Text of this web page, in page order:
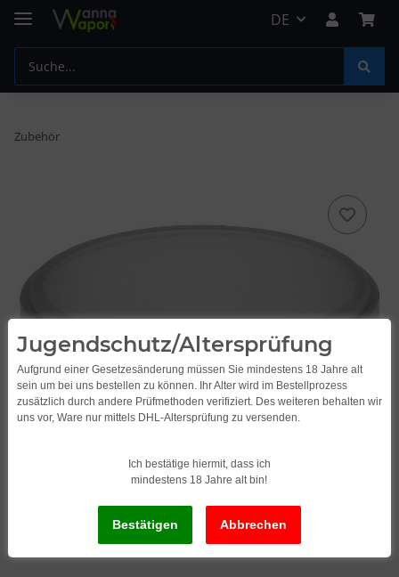
DE
Zubehör
Jugendschutz/Altersprüfung
Aufgrund einer Gesetzesänderung müssen Sie mindestens 18 Jahre alt
sein um bei uns bestellen zu können. Ihr Alter wird im Bestellprozess
zusätzlich durch andere Prüfmethoden verifiziert. Des weiteren behalten wir
uns vor, Ware nur mittels DHL-Altersprüfung zu versenden.
Ich bestätige hiermit, dass ich
mindestens 18 Jahre alt bin!